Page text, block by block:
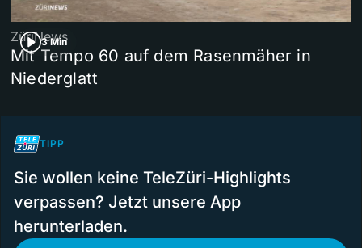
3 Min
ZüriNews
Mit Tempo 60 auf dem Rasenmäher in
Niederglatt
TIPP
Sie wollen keine TeleZüri-Highlights
verpassen? Jetzt unsere App
herunterladen.